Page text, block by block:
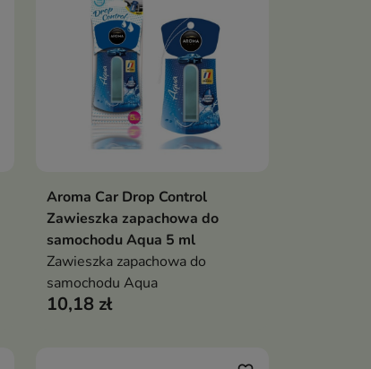
Dodaj do koszyka
Aroma Car Drop Control
Zawieszka zapachowa do
samochodu Aqua 5 ml
Zawieszka zapachowa do
samochodu Aqua
10,18 zł